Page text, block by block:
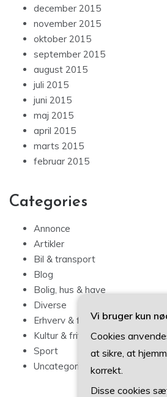
december 2015
november 2015
oktober 2015
september 2015
august 2015
juli 2015
juni 2015
maj 2015
april 2015
marts 2015
februar 2015
Categories
Annonce
Artikler
Bil & transport
Blog
Bolig, hus & have
Diverse
Erhverv & forbrug
Kultur & fritid
Sport
Uncategorized
Vi bruger kun
Cookies
at sikre, at
korrekt.
Disse cookies